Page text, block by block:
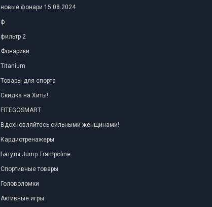
новые фонари 15.08.2024
ф
фильтр 2
Фонарики
Titanium
Товары для спорта
Скидка на Хиты!
FITEGOSMART
Вдохновляйтесь сильными женщинами!
Кардиотренажеры
Батуты Jump Trampoline
Спортивные товары
Головоломки
Активные игры